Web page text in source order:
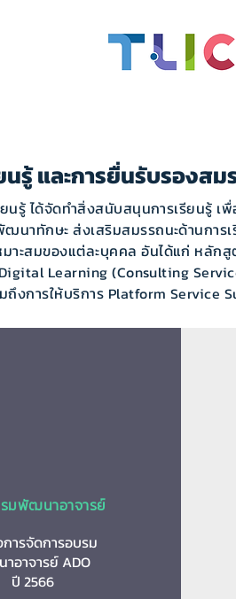
รู้ และการยื่นรับรองสม
ได้จัดทำสิ่งสนับสนุนการเรียนรู้ เพื่
นาทักษะ ส่งเสริมสมรรถนะด้านการ
าะสมของแต่ละบุคคล อันได้แก่ หลัก
Learning (Consulting
งการให้บริการ Platform Service
มพัฒนาอาจารย์
การจัดการอบรม
อาจารย์ ADO
ปี 2566